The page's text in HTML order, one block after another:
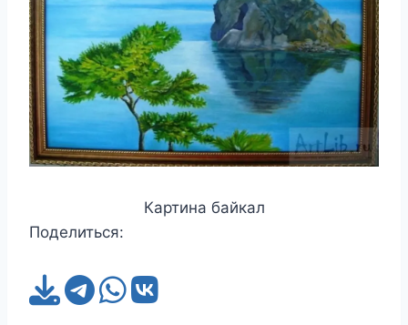
Картина байкал
Поделиться: